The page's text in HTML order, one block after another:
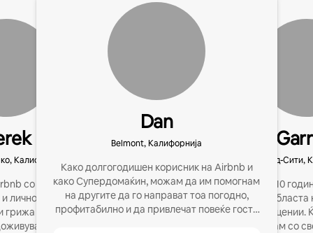
Калифорнија
со осум квартали,
лично угостување со
грижа за вашиот дом,
за гостите.
Dan
Belmont, Калифорнија
Како долгогодишен корисник на Airbnb и
како Супердомаќин, можам да им помогнам
на другите да го направат тоа погодно,
профитабилно и да привлечат повеќе гости
Редвуд-Сити,
Угостувам 10
познавање во областа
траење од 3 децении.
запознаам со